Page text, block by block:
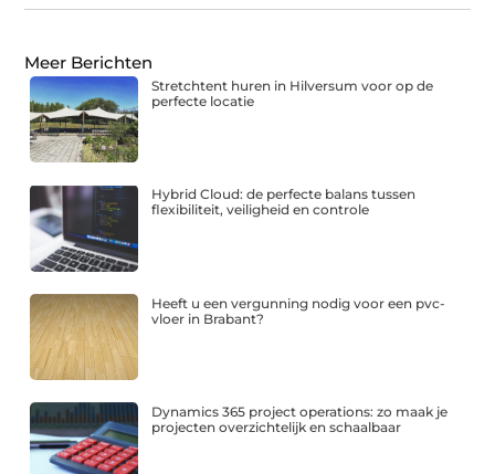
Meer Berichten
Stretchtent huren in Hilversum voor op de
perfecte locatie
Hybrid Cloud: de perfecte balans tussen
flexibiliteit, veiligheid en controle
Heeft u een vergunning nodig voor een pvc-
vloer in Brabant?
Dynamics 365 project operations: zo maak je
projecten overzichtelijk en schaalbaar